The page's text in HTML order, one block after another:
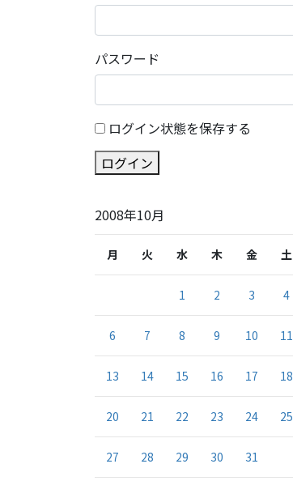
パスワード
ログイン状態を保存する
ログイン
2008年10月
月 火 水 木 金 土
1 2 3 4
6 7 8 9 10 11
13 14 15 16 17 18
20 21 22 23 24 25
27 28 29 30 31